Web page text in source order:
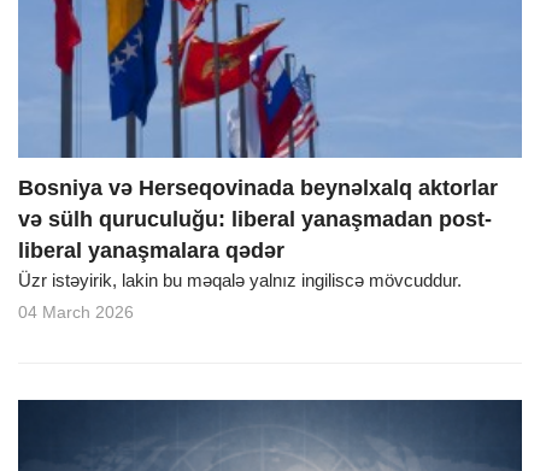
Bosniya və Herseqovinada beynəlxalq aktorlar
və sülh quruculuğu: liberal yanaşmadan post-
liberal yanaşmalara qədər
Üzr istəyirik, lakin bu məqalə yalnız ingiliscə mövcuddur.
04 March 2026